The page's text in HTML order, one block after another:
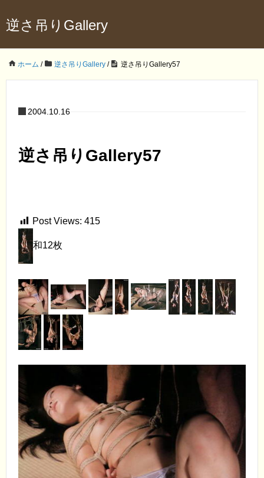
逆さ吊りGallery
ホーム / 逆さ吊りGallery / 逆さ吊りGallery57
2004.10.16
逆さ吊りGallery57
Post Views: 415
和12枚